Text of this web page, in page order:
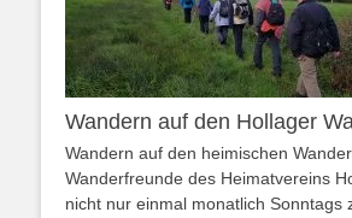
Wandern auf den Hollager
Wandern auf den heimischen
Wanderfreunde des Heimatvereins
nicht nur einmal monatlich Sonntags